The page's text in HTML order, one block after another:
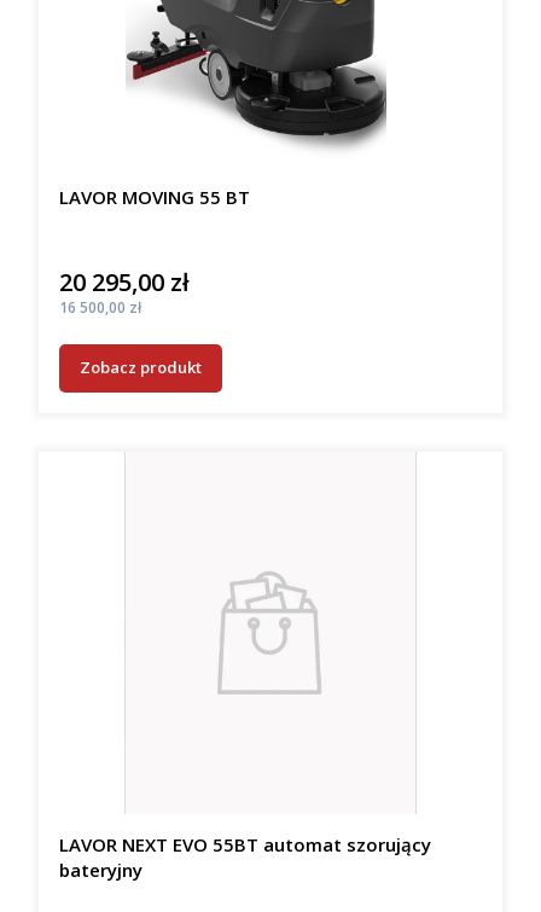
LAVOR MOVING 55 BT
Cena
20 295,00 zł
Cena
16 500,00 zł
Zobacz produkt
LAVOR NEXT EVO 55BT automat szorujący
bateryjny